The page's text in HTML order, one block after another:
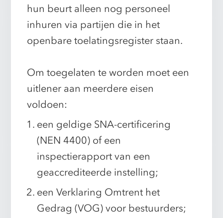
hun beurt alleen nog personeel
inhuren via partijen die in het
openbare toelatingsregister staan.
Om toegelaten te worden moet een
uitlener aan meerdere eisen
voldoen:
een geldige SNA-certificering
(NEN 4400) of een
inspectierapport van een
geaccrediteerde instelling;
een Verklaring Omtrent het
Gedrag (VOG) voor bestuurders;